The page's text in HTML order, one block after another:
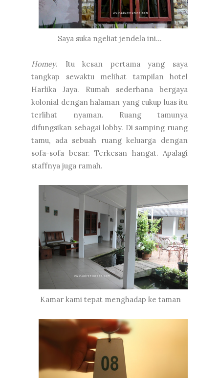
Saya suka ngeliat jendela ini...
Homey. Itu kesan pertama yang saya
tangkap sewaktu melihat tampilan hotel
Harlika Jaya. Rumah sederhana bergaya
kolonial dengan halaman yang cukup luas itu
terlihat nyaman. Ruang tamunya
difungsikan sebagai lobby. Di samping ruang
tamu, ada sebuah ruang keluarga dengan
sofa-sofa besar. Terkesan hangat. Apalagi
staffnya juga ramah.
Kamar kami tepat menghadap ke taman